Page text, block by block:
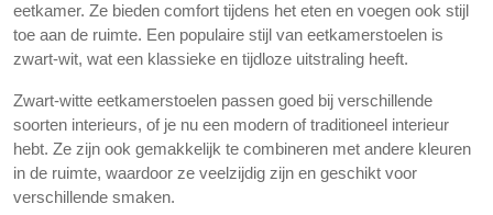
eetkamer. Ze bieden comfort tijdens het eten en voegen ook stijl
toe aan de ruimte. Een populaire stijl van eetkamerstoelen is
zwart-wit, wat een klassieke en tijdloze uitstraling heeft.
Zwart-witte eetkamerstoelen passen goed bij verschillende
soorten interieurs, of je nu een modern of traditioneel interieur
hebt. Ze zijn ook gemakkelijk te combineren met andere kleuren
in de ruimte, waardoor ze veelzijdig zijn en geschikt voor
verschillende smaken.